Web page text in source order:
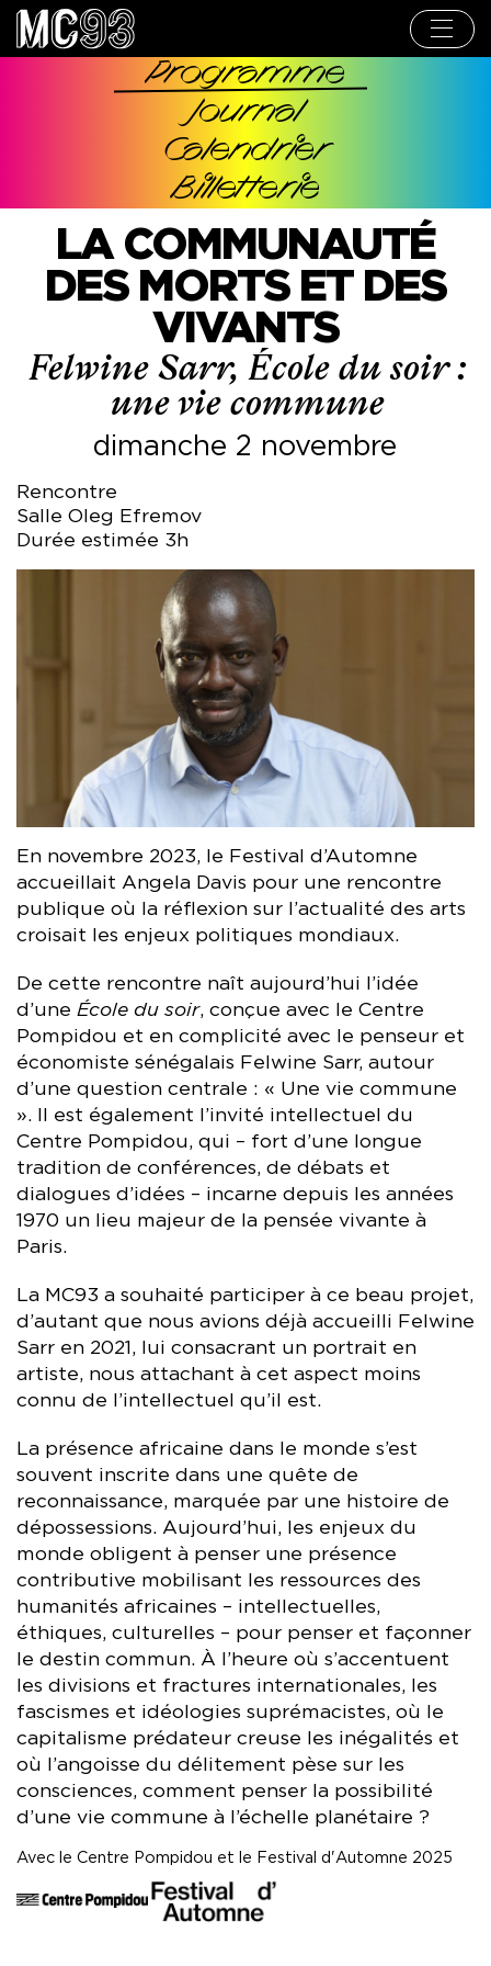
Aller
contenu
Navigation
Programme
Journal
Calendrier
Billetterie
Rencontre
LA COMMUNAUTÉ
DES MORTS ET DES
VIVANTS
Felwine Sarr, École du soir :
une vie commune
dimanche 2 novembre
Salle Oleg Efremov
Durée estimée 3h
En novembre 2023, le Festival d’Automne
accueillait Angela Davis pour une rencontre
publique où la réflexion sur l’actualité des arts
croisait les enjeux politiques mondiaux.
De cette rencontre naît aujourd’hui l’idée
d’une École du soir, conçue avec le Centre
Pompidou et en complicité avec le penseur et
économiste sénégalais Felwine Sarr, autour
d’une question centrale : « Une vie commune
». Il est également l’invité intellectuel du
Centre Pompidou, qui – fort d’une longue
tradition de conférences, de débats et
dialogues d’idées – incarne depuis les années
1970 un lieu majeur de la pensée vivante à
Paris.
La MC93 a souhaité participer à ce beau projet,
d’autant que nous avions déjà accueilli Felwine
Sarr en 2021, lui consacrant un portrait en
artiste, nous attachant à cet aspect moins
connu de l’intellectuel qu’il est.
La présence africaine dans le monde s’est
souvent inscrite dans une quête de
reconnaissance, marquée par une histoire de
dépossessions. Aujourd’hui, les enjeux du
monde obligent à penser une présence
contributive mobilisant les ressources des
humanités africaines – intellectuelles,
éthiques, culturelles – pour penser et façonner
le destin commun. À l’heure où s’accentuent
les divisions et fractures internationales, les
fascismes et idéologies suprémacistes, où le
capitalisme prédateur creuse les inégalités et
où l’angoisse du délitement pèse sur les
consciences, comment penser la possibilité
d’une vie commune à l’échelle planétaire ?
Avec le Centre Pompidou et le Festival d'Automne 2025